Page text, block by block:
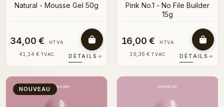
Natural - Mousse Gel 50g
34,00 € HTVA
41,14 € TVAC DÉTAILS →
Pink No.1 - No File Builder
15g
16,00 € HTVA
19,36 € TVAC DÉTAILS →
NOUVEAU